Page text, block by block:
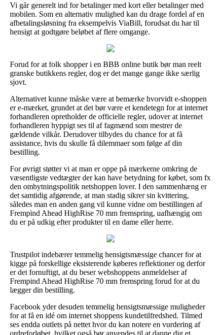
Vi går generelt ind for betalinger med kort eller betalinger med
mobilen. Som en alternativ mulighed kan du drage fordel af en
afbetalingsløsning fra eksempelvis ViaBill, forudsat du har til
hensigt at godtgøre beløbet af flere omgange.
Forud for at folk shopper i en BBB online butik bør man reelt
granske butikkens regler, dog er det mange gange ikke særlig
sjovt.
Alternativet kunne måske være at bemærke hvorvidt e-shoppen
er e-mærket, grundet at det bør være et kendetegn for at internet
forhandleren opretholder de officielle regler, udover at internet
forhandleren hyppigt ses til af fagmænd som mestrer de
gældende vilkår. Derudover tilbydes du chance for at få
assistance, hvis du skulle få dilemmaer som følge af din
bestilling.
For øvrigt støtter vi at man er oppe på mærkerne omkring de
væsentligste vedtægter der kan have betydning for købet, som fx
den ombytningspolitik netshoppen lover. I den sammenhæng er
det samtidig afgørende, at man stadig sikrer sin kvittering,
således man en anden gang vil kunne vidne om bestillingen af
Frempind Ahead HighRise 70 mm fremspring, uafhængig om
du er på udkig efter produkter til en dame eller herre.
Trustpilot indebærer temmelig hensigtsmæssige chancer for at
kigge på forskellige eksisterende køberes reflektioner og derfor
er det fornuftigt, at du beser webshoppens anmeldelser af
Frempind Ahead HighRise 70 mm fremspring forud for at du
lægger din bestilling.
Facebook yder desuden temmelig hensigtsmæssige muligheder
for at få en idé om internet shoppens kundetilfredshed. Tilmed
ses endda outlets på nettet hvor du kan notere en vurdering af
ordreforløbet, hvilket også bør anvendes til at danne dig et